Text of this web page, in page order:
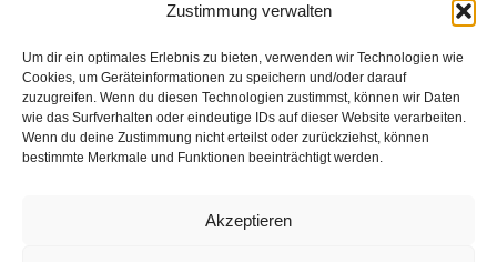
Zustimmung verwalten
Um dir ein optimales Erlebnis zu bieten, verwenden wir Technologien wie
Cookies, um Geräteinformationen zu speichern und/oder darauf
zuzugreifen. Wenn du diesen Technologien zustimmst, können wir Daten
wie das Surfverhalten oder eindeutige IDs auf dieser Website verarbeiten.
Wenn du deine Zustimmung nicht erteilst oder zurückziehst, können
bestimmte Merkmale und Funktionen beeinträchtigt werden.
Akzeptieren